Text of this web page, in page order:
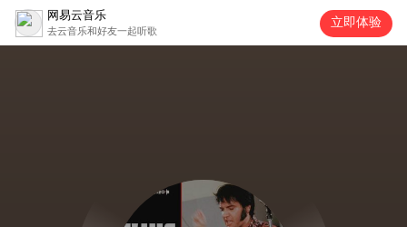
网易云音乐
去云音乐和好友一起听歌
立即体验